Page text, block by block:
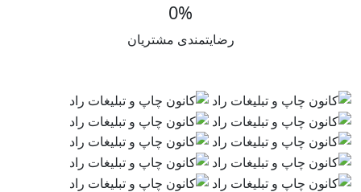
0%
رضایتمندی مشتریان